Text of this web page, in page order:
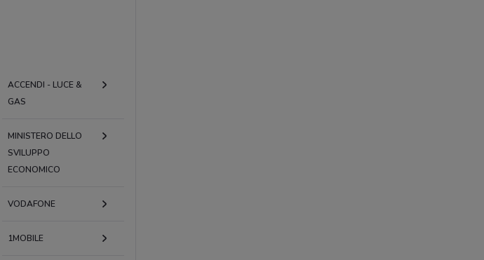
ACCENDI - LUCE &
GAS
MINISTERO DELLO
SVILUPPO
ECONOMICO
VODAFONE
1MOBILE